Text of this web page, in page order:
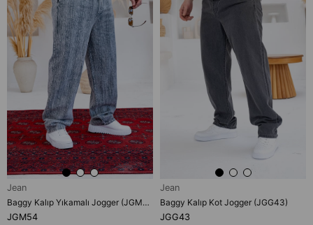
Jean
Baggy Kalıp Yıkamalı Jogger (JGM54)
JGM54
Jean
Baggy Kalıp Kot Jogger (JGG43)
JGG43